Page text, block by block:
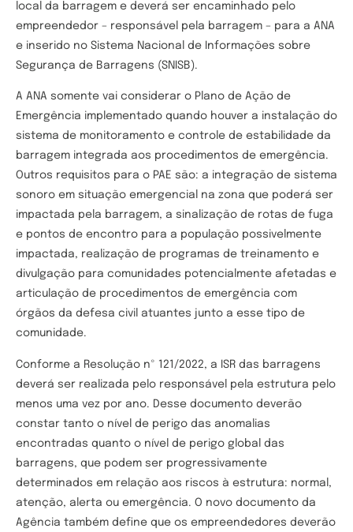
local da barragem e deverá ser encaminhado pelo
empreendedor – responsável pela barragem – para a ANA
e inserido no Sistema Nacional de Informações sobre
Segurança de Barragens (SNISB).
A ANA somente vai considerar o Plano de Ação de
Emergência implementado quando houver a instalação do
sistema de monitoramento e controle de estabilidade da
barragem integrada aos procedimentos de emergência.
Outros requisitos para o PAE são: a integração de sistema
sonoro em situação emergencial na zona que poderá ser
impactada pela barragem, a sinalização de rotas de fuga
e pontos de encontro para a população possivelmente
impactada, realização de programas de treinamento e
divulgação para comunidades potencialmente afetadas e
articulação de procedimentos de emergência com
órgãos da defesa civil atuantes junto a esse tipo de
comunidade.
Conforme a Resolução nº 121/2022, a ISR das barragens
deverá ser realizada pelo responsável pela estrutura pelo
menos uma vez por ano. Desse documento deverão
constar tanto o nível de perigo das anomalias
encontradas quanto o nível de perigo global das
barragens, que podem ser progressivamente
determinados em relação aos riscos à estrutura: normal,
atenção, alerta ou emergência. O novo documento da
Agência também define que os empreendedores deverão